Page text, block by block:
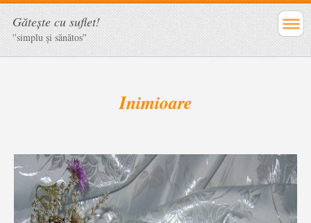
Găteşte cu suflet!
''simplu şi sănătos''
Inimioare